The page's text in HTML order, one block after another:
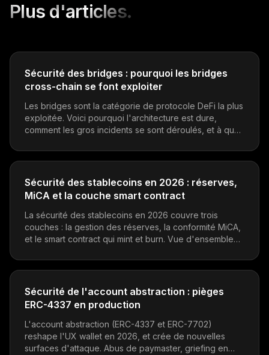
Plus d'articles.
Sécurité des bridges : pourquoi les bridges
cross-chain se font exploiter
Les bridges sont la catégorie de protocole DeFi la plus
exploitée. Voici pourquoi l'architecture est dure,
comment les gros incidents se sont déroulés, et à quoi
Sécurité des stablecoins en 2026 : réserves,
MiCA et la couche smart contract
La sécurité des stablecoins en 2026 couvre trois
couches : la gestion des réserves, la conformité MiCA,
et le smart contract qui mint et burn. Vue d'ensemble
qui détiennent des stables.
Sécurité de l'account abstraction : pièges
ERC-4337 en production
L'account abstraction (ERC-4337 et ERC-7702)
reshape l'UX wallet en 2026, et crée de nouvelles
surfaces d'attaque. Abus de paymaster, griefing en